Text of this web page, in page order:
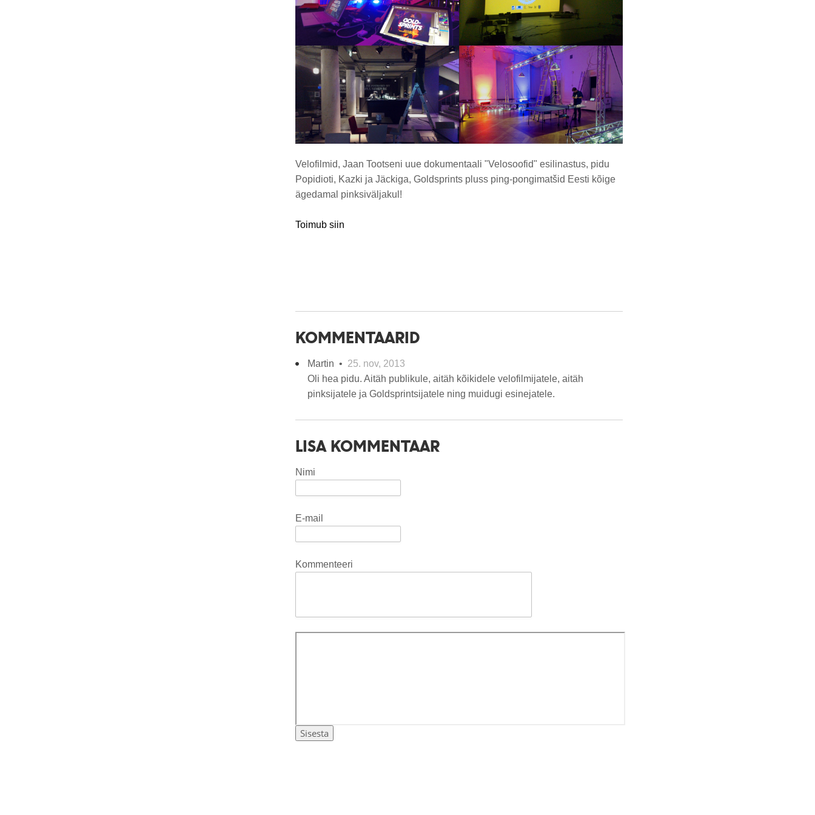
Velofilmid, Jaan Tootseni uue dokumentaali "Velosoofid" esilinastus, pidu
Popidioti, Kazki ja Jäckiga, Goldsprints pluss ping-pongimatšid Eesti kõige
ägedamal pinksiväljakul!
Toimub siin
KOMMENTAARID
Martin • 25. nov, 2013
Oli hea pidu. Aitäh publikule, aitäh kõikidele velofilmijatele, aitäh
pinksijatele ja Goldsprintsijatele ning muidugi esinejatele.
LISA KOMMENTAAR
Nimi
E-mail
Kommenteeri